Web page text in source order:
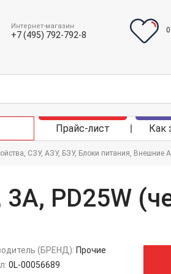
Интернет-магазин
+7 (495) 792-792-8
0
Прайс-лист Как
СЗУ, АЗУ, БЗУ, Блоки питания, Внешние
3А, PD25W
(БРЕНД): Прочие
0L-00056689